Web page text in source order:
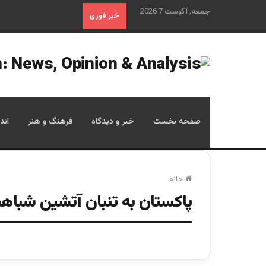
جمعه, آگوست 7 2026 خبر فوری
صفحه نخست خبر و دیدگاه فرهنگ و هنر
خانه
پاکستان به تنبان آتشین